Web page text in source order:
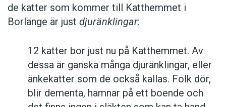
de katter som kommer till Katthemmet i
Borlänge är just djuränklingar:
12 katter bor just nu på Katthemmet. Av
dessa är ganska många djuränklingar, eller
änkekatter som de också kallas. Folk dör,
blir dementa, hamnar på ett boende och